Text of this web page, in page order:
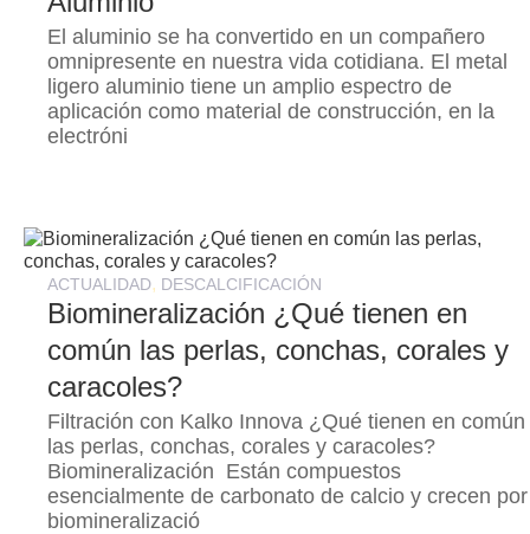
El aluminio se ha convertido en un compañero
omnipresente en nuestra vida cotidiana. El metal
ligero aluminio tiene un amplio espectro de
aplicación como material de construcción, en la
electróni
ACTUALIDAD, DESCALCIFICACIÓN
Biomineralización ¿Qué tienen en
común las perlas, conchas, corales y
caracoles?
Filtración con Kalko Innova ¿Qué tienen en común
las perlas, conchas, corales y caracoles?
Biomineralización Están compuestos
esencialmente de carbonato de calcio y crecen por
biomineralizació